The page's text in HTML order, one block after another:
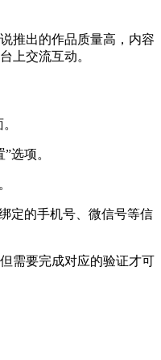
推出的作品质量高，内容
上交流互动。
选项。
定的手机号、微信号等信
需要完成对应的验证才可